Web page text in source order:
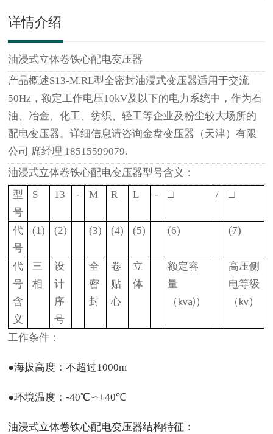
详情介绍
油浸式立体卷铁心配电变压器
产品概述S13-M.RL型全密封油浸式变压器适用于交流
50Hz，额定工作电压10kV及以下的电力系统中，作为石
油、冶金、化工、纺织、轻工等企业及粉尘较大场所的
配电变压器。详细信息请咨询金盘变压器（天津）有限
公司 席经理 18515599079.
油浸式立体卷铁心配电变压器型号含义：
型
号
S 13 - M R L - □ / □
代
号
(1) (2) (3) (4) (5) (6) (7)
代
号
含
义
三
相
设
计
序
号
全
密
封
卷
贴
心
立
体
额定容
量
（kva) ）
高压侧
电等级
（kv）
工作条件：
●海拔高度：不超过1000m
●环境温度：-40℃∽+40℃
油浸式立体卷铁心配电变压器结构特征：